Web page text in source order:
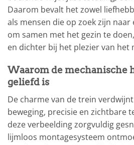
Daarom bevalt het zowel
als mensen die op zoek zijn
om samen met het gezin te
en dichter bij het plezier van het
Waarom de mechanische
geliefd is
De charme van de trein
beweging, precisie en zichtbare
deze verbeelding zorgvuldig
lijmloos montagesysteem